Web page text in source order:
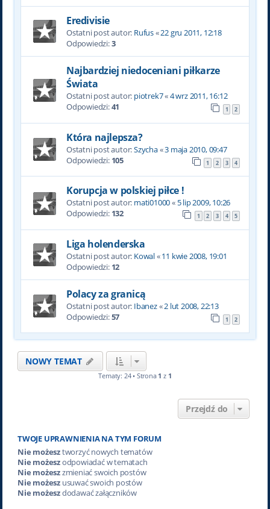
Eredivisie
Ostatni post autor: Rufus«22 gru 2011, 12:18
Odpowiedzi:3
Najbardziej niedoceniani piłkarze
Świata
Ostatni post autor: piotrek7«4 wrz 2011, 16:12
Odpowiedzi:41 1 2
Która najlepsza?
Ostatni post autor:Szycha«3 maja 2010, 09:47
Odpowiedzi: 105 1 2 3 4
Korupcja w polskiej piłce !
Ostatni post autor: mati01000« 5 lip 2009, 10:26
Odpowiedzi: 132 1 2 3 4 5
Liga holenderska
Ostatni post autor: Kowal«11 kwie 2008, 19:01
Odpowiedzi: 12
Polacy za granicą
Ostatni post autor: Ibanez«2 lut 2008, 22:13
Odpowiedzi:57 1 2
NOWY TEMAT
Tematy: 24 • Strona 1 z 1
Przejdź do
TWOJE UPRAWNIENIA NA TYM FORUM
Nie możesztworzyć nowych tematów
Nie możeszodpowiadać w tematach
Nie możeszzmieniać swoich postów
Nie możeszusuwać swoich postów
Nie możeszdodawać załączników